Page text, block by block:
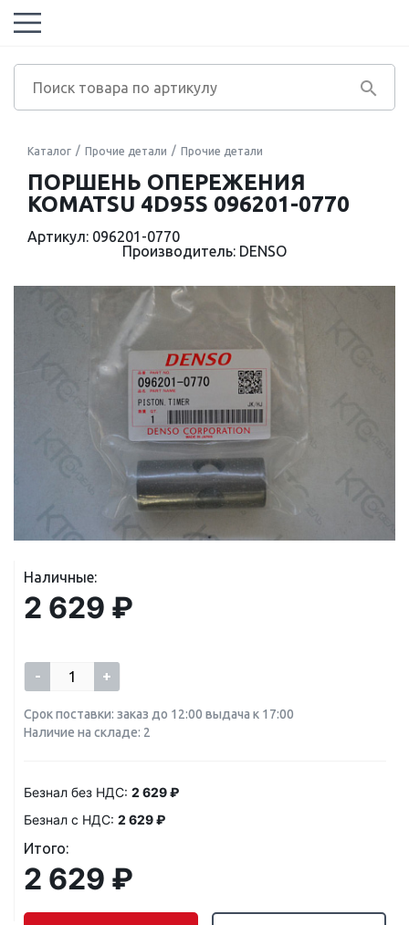
Каталог Прочие детали Прочие детали
ПОРШЕНЬ ОПЕРЕЖЕНИЯ
KOMATSU 4D95S 096201-0770
Артикул: 096201-0770
Производитель: DENSO
Наличные:
2 629 ₽
- +
Срок поставки: заказ до 12:00 выдача к 17:00
Наличие на складе: 2
Безнал без НДС: 2 629 ₽
Безнал с НДС: 2 629 ₽
Итого:
2 629 ₽